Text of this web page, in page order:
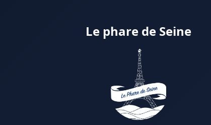
Le phare de Seine